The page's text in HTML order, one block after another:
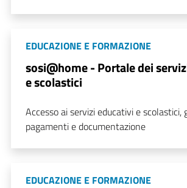
EDUCAZIONE E FORMAZIONE
sosi@home - Portale dei
e scolastici
Accesso ai servizi educativi e scolastici,
pagamenti e documentazione
EDUCAZIONE E FORMAZIONE